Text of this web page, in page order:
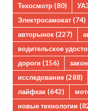
Техосмотр (80)
Электросамокат (74)
авторынок (227)
водительское
дороги (156) закон
исследование (288)
лайфхак (642)
новые технологии